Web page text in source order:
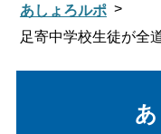
総
くら
あしょろルポ
足寄中学校生徒が全